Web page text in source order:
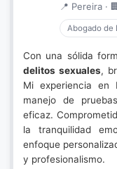
📍 Pereira ·
Abogado de
Con una sólida
delitos sexuales,
Mi experiencia
manejo de
eficaz.
la tranquilidad
enfoque
y profesionalismo.